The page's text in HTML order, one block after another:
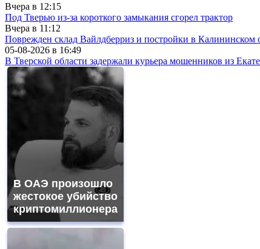
Вчера в 12:15
Под Тверью из-за короткого замыкания сгорел трактор
Вчера в 11:12
Поврежден склад Вайлдберриз и постройки в
05-08-2026 в 16:49
В Тверской области задержали курьера мошенников из
В ОАЭ произошло
жестокое убийство
криптомиллионера